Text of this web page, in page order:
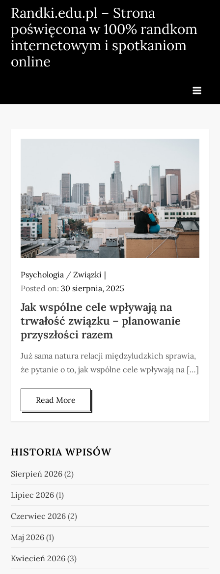
Skip
content
Randki.edu.pl – Strona
poświęcona w 100% randkom
internetowym i spotkaniom
online
Psychologia /Związki
Posted on:30 sierpnia, 2025
Jak wspólne cele wpływają na
trwałość związku – planowanie
przyszłości razem
Już sama natura relacji międzyludzkich sprawia,
że pytanie o to, jak wspólne cele wpływają na […]
Read More
HISTORIA WPISÓW
Sierpień 2026 (2)
Lipiec 2026 (1)
Czerwiec 2026 (2)
Maj 2026 (1)
Kwiecień 2026 (3)